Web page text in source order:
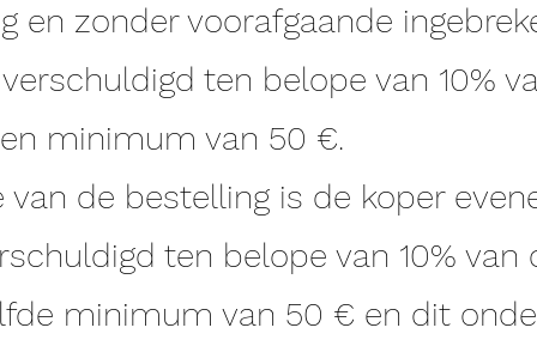
en zonder voorafgaande
ten belope van 10%
minimum van 50 €.
van de bestelling is de koper
ten belope van 10% van
minimum van 50 € en dit